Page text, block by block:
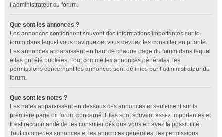
l’administrateur du forum.
Que sont les annonces ?
Les annonces contiennent souvent des informations importantes sur le
forum dans lequel vous naviguez et vous devriez les consulter en priorité.
Les annonces apparaissent en haut de chaque page du forum dans lequel
elles ont été publiées. Tout comme les annonces générales, les
permissions concernant les annonces sont définies par l’administrateur du
forum.
Que sont les notes ?
Les notes apparaissent en dessous des annonces et seulement sur la
première page du forum concerné. Elles sont souvent assez importantes et
il est recommandé de les consulter dès que vous en avez la possibilité.
Tout comme les annonces et les annonces générales, les permissions